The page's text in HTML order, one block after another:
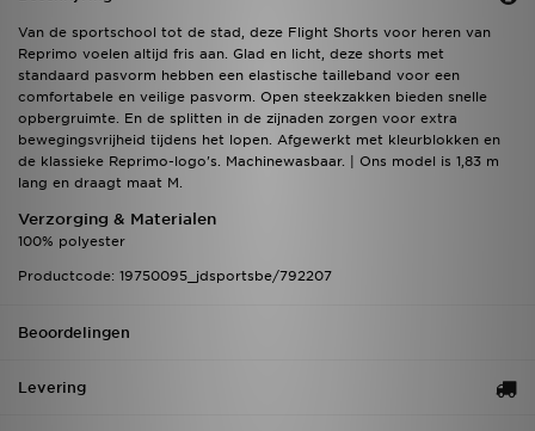
Van de sportschool tot de stad, deze Flight Shorts voor heren van
Reprimo voelen altijd fris aan. Glad en licht, deze shorts met
standaard pasvorm hebben een elastische tailleband voor een
comfortabele en veilige pasvorm. Open steekzakken bieden snelle
opbergruimte. En de splitten in de zijnaden zorgen voor extra
bewegingsvrijheid tijdens het lopen. Afgewerkt met kleurblokken en
de klassieke Reprimo-logo's. Machinewasbaar. | Ons model is 1,83 m
lang en draagt maat M.
Verzorging & Materialen
100% polyester
Productcode: 19750095_jdsportsbe/792207
Beoordelingen
Levering